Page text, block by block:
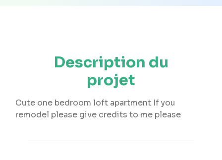
Description du
projet
Cute one bedroom loft apartment If you
remodel please give credits to me please